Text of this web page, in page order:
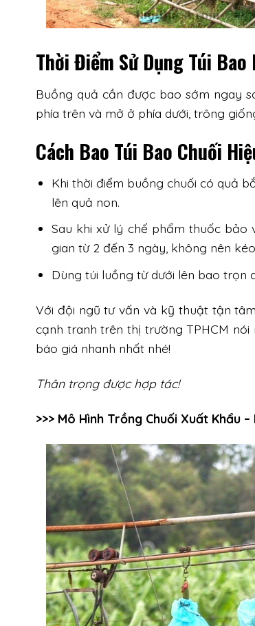
Thời Điểm Sử Dụng Túi
Buồng quả cần được bao sớm ngay
phía trên và mở ở phía dưới, trông
Cách Bao Túi Bao Chuối
Khi thời điểm buồng chuối có quả
lên quả non.
Sau khi xử lý chế phẩm thuốc
gian từ 2 đến 3 ngày, không nên
Dùng túi luồng từ dưới lên bao trọn
Với đội ngũ tư vấn và kỹ thuật tận
cạnh tranh trên thị trường TPHCM
báo giá nhanh nhất nhé!
Thân trọng được hợp tác!
>>> Mô Hình Trồng Chuối Xuất Khẩu